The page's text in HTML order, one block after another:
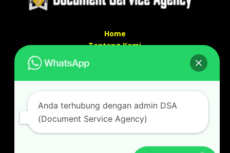
Home
Tentang Kami
Kontak kami
Alamat kantor :
Jl Swadaya Pam No 6 Rt 006 Rw 007 Jatinegara,
Cakung, Jakarta Timur 13930
Anda terhubung dengan admin DSA
(Document Service Agency)